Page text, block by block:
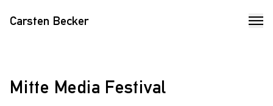
Carsten Becker
Mitte Media Festival